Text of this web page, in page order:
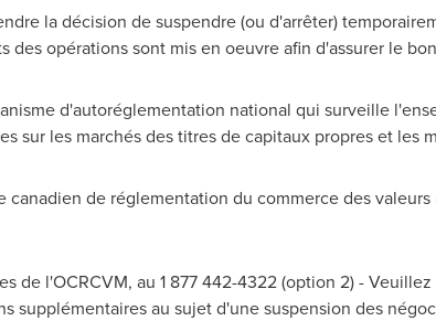
la décision de suspendre (ou d'arrêter)
des opérations sont mis en oeuvre afin d'assurer le
d'autoréglementation national qui surveille
sur les marchés des titres de capitaux propres et les
canadien de réglementation du commerce des
de l'OCRCVM, au 1 877 442-4322 (option 2) -
supplémentaires au sujet d'une suspension des